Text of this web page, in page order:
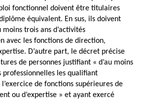
fonctionnel doivent être titulaires
équivalent. En sus, ils doivent
moins trois ans d’activités
avec les fonctions de direction,
D’autre part, le décret précise
de personnes justifiant « d’au moins
professionnelles les qualifiant
de fonctions supérieures de
ou d’expertise » et ayant exercé